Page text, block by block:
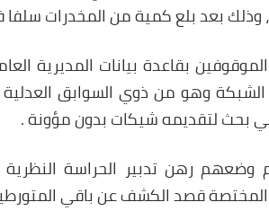
وذلك بعد بلع كمية من المخدرات
بقاعدة بيانات المديرية
وهو من ذوي السوابق العدلية
بحث لتقديمه شيكات بدون مؤونة .
وضعهم رهن تدبير الحراسة
المختصة قصد الكشف عن باقي